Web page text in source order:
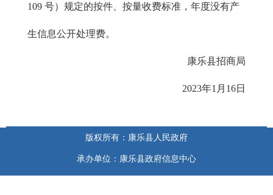
109 号）规定的按件、按量收费标准，年度没有产
生信息公开处理费。
康乐县招商局
2023年1月16日
版权所有：康乐县人民政府
承办单位：康乐县政府信息中心